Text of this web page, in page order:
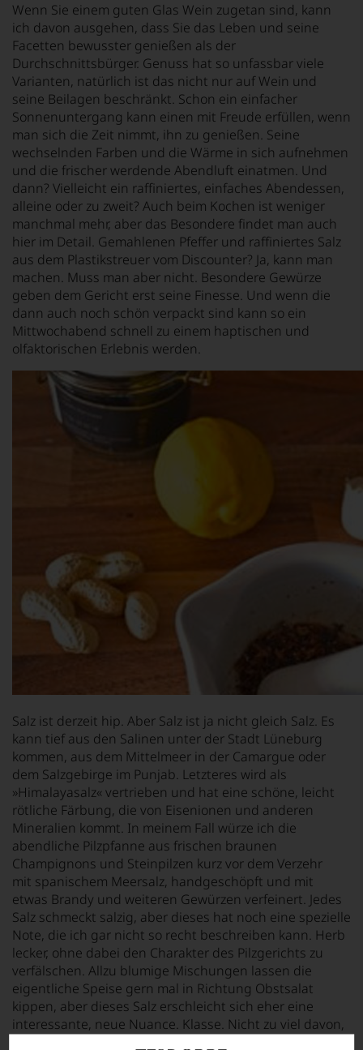
Wenn Sie einem guten Glas Wein zugetan sind, kann
ich davon ausgehen, dass Sie das Leben und seine
Facetten bewusster genießen als der
Durchschnittsbürger. Genuss hat so unfassbar viele
Varianten, natürlich ist das nicht nur auf Wein und
seine Beilagen beschränkt. Schon ein einfacher
Sonnenuntergang kann einen mit Freude erfüllen, wenn
man sich die Zeit nimmt, ihn zu genießen. Seine
wechselnden Farben und die Wärme in sich aufnehmen
und die frischer werdende Abendluft einatmen. Und
dann? Vielleicht ein raffiniertes, einfaches Abendessen,
alleine oder zu zweit? Auch beim Kochen ist weniger
manchmal mehr, aber das Besondere findet man auch
hier im Detail. Gemahlenen Pfeffer und raffiniertes Salz
aus dem Plastikstreuer vom Discounter? Ja, kann man
machen. Muss man aber nicht. Besondere Gewürze
geben dem Gericht erst seine Finesse. Und wenn die
dann auch noch schön verpackt sind kann so ein
Mittwochabend schnell zu einem haptischen und
olfaktorischen Erlebnis werden.
Salz ist derzeit hip. Aber Salz ist ja nicht gleich Salz. Es
kann tief aus den Salinen unter der Stadt Lüneburg
kommen, aus dem Mittelmeer in der Camargue oder
dem Salzgebirge im Punjab. Letzteres wird als
»Himalayasalz« vertrieben und hat eine schöne, leicht
rötliche Färbung, die von Eisenionen und anderen
Mineralien kommt. In meinem Fall würze ich die
abendliche Pilzpfanne aus frischen braunen
Champignons und Steinpilzen kurz vor dem Verzehr
mit spanischem Meersalz, handgeschöpft und mit
etwas Brandy und weiteren Gewürzen verfeinert. Jedes
Salz schmeckt salzig, aber dieses hat noch eine spezielle
Note, die ich gar nicht so recht beschreiben kann. Herb
lecker, ohne dabei den Charakter des Pilzgerichts zu
verfälschen. Allzu blumige Mischungen lassen die
eigentliche Speise gern mal in Richtung Obstsalat
kippen, aber dieses Salz erschleicht sich eher eine
interessante, neue Nuance. Klasse. Nicht zu viel davon,